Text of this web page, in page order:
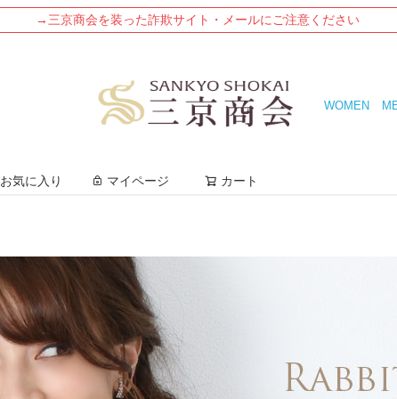
→三京商会を装った詐欺サイト・メールにご注意ください
WOMEN
お気に入り マイページ カート